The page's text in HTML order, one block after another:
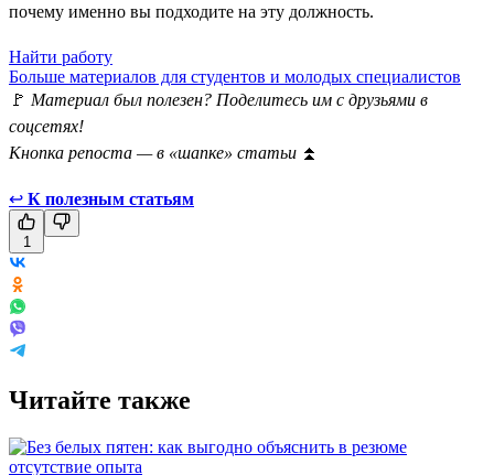
почему именно вы подходите на эту должность.
Найти работу
Больше материалов для студентов и молодых специалистов
🚩 Материал был полезен? Поделитесь им с друзьями в
соцсетях!
Кнопка репоста — в «шапке» статьи ⏫
↩ К полезным статьям
1
Читайте также